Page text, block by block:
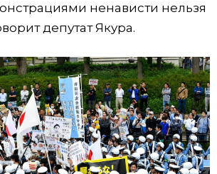
ненависти нельзя
депутат Якура.